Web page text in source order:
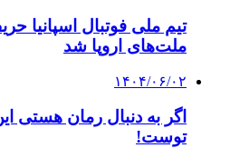
تیم ملی فوتبال اسپانیا
ملت‌های اروپا شد
۱۴۰۴/۰۶/۰۲
اگر به دنبال رمان هستی
توست!